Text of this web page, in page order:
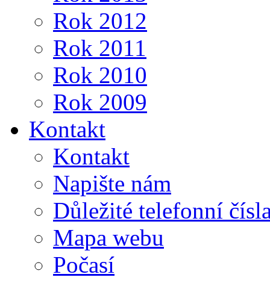
Rok 2012
Rok 2011
Rok 2010
Rok 2009
Kontakt
Kontakt
Napište nám
Důležité telefonní
Mapa webu
Počasí